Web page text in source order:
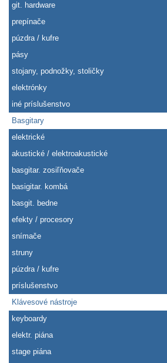
git. hardware
prepínače
púzdra / kufre
pásy
stojany, podnožky, stoličky
elektrónky
iné príslušenstvo
Basgitary
elektrické
akustické / elektroakustické
basgitar. zosiľňovače
basigitar. kombá
basgit. bedne
efekty / procesory
snímače
struny
púzdra / kufre
príslušenstvo
Klávesové nástroje
keyboardy
elektr. piána
stage piána